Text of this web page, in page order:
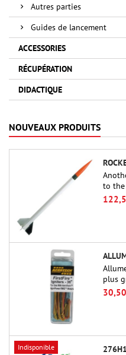
Autres parties
Guides de lancement
ACCESSORIES
RÉCUPÉRATION
DIDACTIQUE
NOUVEAUX PRODUITS
to the
and
plus
Indisponible